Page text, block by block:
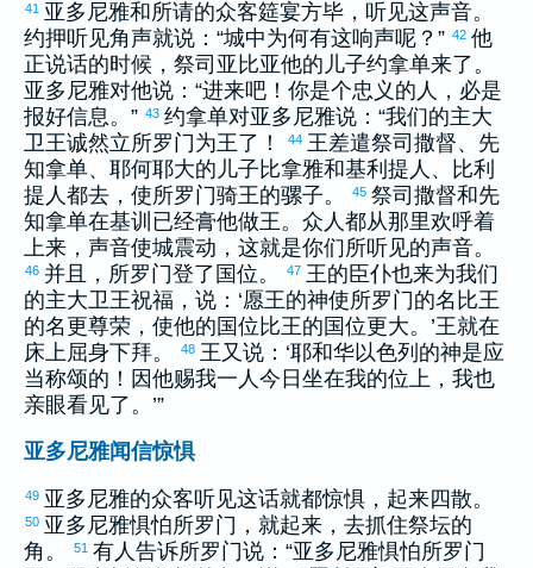
41 亚多尼雅和所请的众客筵宴方毕，听见这声音。
约押听见角声就说：“城中为何有这响声呢？” 42 他
正说话的时候，祭司 亚比亚他的儿子约拿单来了。
亚多尼雅对他说：“进来吧！你是个忠义的人，必是
报好信息。” 43 约拿单对亚多尼雅说：“我们的主大
卫 王诚然立所罗门为王了！ 44 王差遣祭司 撒督、先
知拿单、 耶何耶大的儿子 比拿雅和基利提 人、
比利
提 人都去，使所罗门骑王的骡子。 45 祭司 撒督和先
知拿单在基训 已经膏他做王。众人都从那里欢呼着
上来，声音使城震动，这就是你们所听见的声音。
46 并且， 所罗门登了国位。 47 王的臣仆也来为我们
的主大卫 王祝福，说：‘愿王的神使所罗门的名比王
的名更尊荣，使他的国位比王的国位更大。’王就在
床上屈身下拜。
48 王又说：‘耶和华以色列 的神是应
当称颂的！因他赐我一人今日坐在我的位上，我也
亲眼看见了。’”
亚多尼雅闻信惊惧
49 亚多尼雅的众客听见这话就都惊惧，起来四散。
50 亚多尼雅惧怕所罗门 ，就起来，去抓住祭坛的
角。
51 有人告诉所罗门说：“亚多尼雅惧怕所罗门